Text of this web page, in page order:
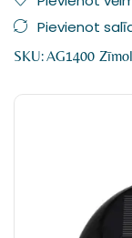
Pievienot
SKU:AG1400